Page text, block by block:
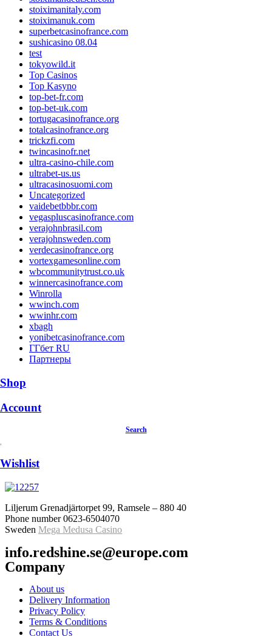
stoiximanitaly.com
stoiximanuk.com
superbetcasinofrance.com
sushicasino 08.04
test
tokyowild.it
Top Casinos
Top Kasyno
top-bet-fr.com
top-bet-uk.com
tortugacasinofrance.org
totalcasinofrance.org
trickzfi.com
twincasinofr.net
ultra-casino-chile.com
ultrabet-us.us
ultracasinosuomi.com
Uncategorized
vaidebetbbbr.com
vegaspluscasinofrance.com
verajohnbrasil.com
verajohnsweden.com
verdecasinofrance.org
vortexgamesonline.com
wbcommunitytrust.co.uk
winnercasinofrance.com
Winrolla
wwinch.com
wwinhr.com
xbagh
yonibetcasinofrance.com
ГГбет RU
Партнеры
Shop
Account
Search
Wishlist
Liljerum Grenadjärtorpet 99, Ramsele – 880 40
Phone number 0623-6504070
Sweden Mega Medusa Casino
info.redshine.se@europe.com
Company
About us
Delivery Information
Privacy Policy
Terms & Conditions
Contact Us